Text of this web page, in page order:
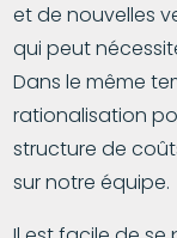
et de nouvelles
qui peut
Dans le même
rationalisation
structure de
sur notre équipe.